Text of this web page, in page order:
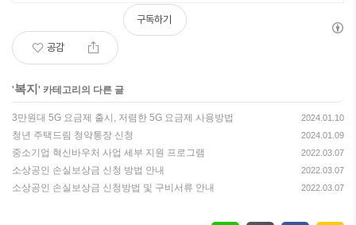
공감
구독하기
'복지 ' 카테고리의 다른 글
3만원대 5G 요금제 출시, 저렴한 5G 요금제 사용방법 2024.01.10
청년 주택드림 청약통장 신청 2024.01.09
중소기업 혁신바우처 사업 세부 지원 프로그램 2022.03.07
소상공인 손실보상금 신청 방법 안내 2022.03.07
소상공인 손실보상금 신청방법 및 구비서류 안내 2022.03.07